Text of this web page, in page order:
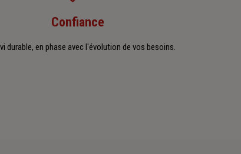
Confiance
durable, en phase avec l'évolution de vos besoins.